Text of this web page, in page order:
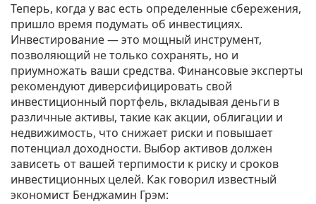
Теперь, когда у вас есть определенные сбережения,
пришло время подумать об инвестициях.
Инвестирование — это мощный инструмент,
позволяющий не только сохранять, но и
приумножать ваши средства. Финансовые эксперты
рекомендуют диверсифицировать свой
инвестиционный портфель, вкладывая деньги в
различные активы, такие как акции, облигации и
недвижимость, что снижает риски и повышает
потенциал доходности. Выбор активов должен
зависеть от вашей терпимости к риску и сроков
инвестиционных целей. Как говорил известный
экономист Бенджамин Грэм: